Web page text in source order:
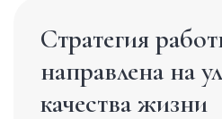
Стратегия
направлена на
качества жизни